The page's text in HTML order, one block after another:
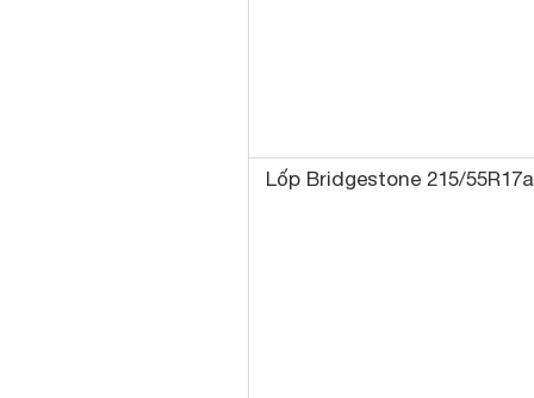
Lốp Bridgestone 215/55R17a